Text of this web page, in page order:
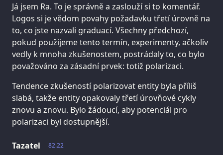
Já jsem Ra. To je správně a zaslouží si to komentář.
Logos si je vědom povahy požadavku třetí úrovně na
to, co jste nazvali graduací. Všechny předchozí,
pokud použijeme tento termín, experimenty, ačkoliv
vedly k mnoha zkušenostem, postrádaly to, co bylo
považováno za zásadní prvek: totiž polarizaci.
Tendence zkušeností polarizovat entity byla příliš
slabá, takže entity opakovaly třetí úrovňové cykly
znovu a znovu. Bylo žádoucí, aby potenciál pro
polarizaci byl dostupnější.
82.22
Tazatel